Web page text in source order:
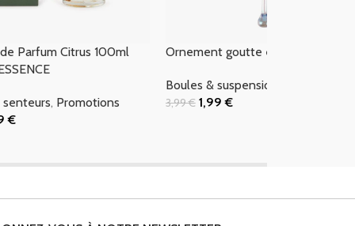
Parfum Citrus 100ml
senteurs, Promotions
€
Ornement goutte en verre 30 cm
Boules & suspensions
3,99€ 1,99€